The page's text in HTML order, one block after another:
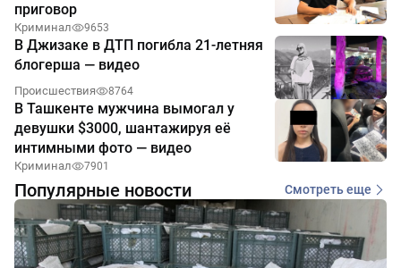
приговор
Криминал 9653
В Джизаке в ДТП погибла 21-летняя
блогерша — видео
Происшествия 8764
В Ташкенте мужчина вымогал у
девушки $3000, шантажируя её
интимными фото — видео
Криминал 7901
Популярные новости Смотреть еще